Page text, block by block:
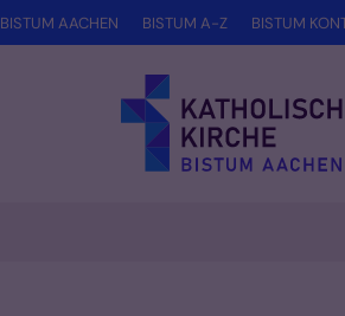
Zum Inhalt springen
BISTUM AACHEN BISTUM A-Z BISTUM